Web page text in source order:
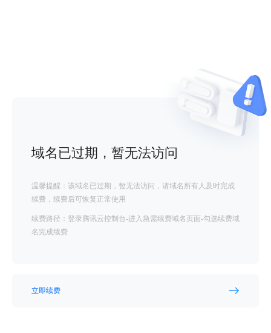
域名已过期，暂无法访问
温馨提醒：该域名已过期，暂无法访问，请域名所有人及时完成
续费，续费后可恢复正常使用
续费路径：登录腾讯云控制台-进入急需续费域名页面-勾选续费域
名完成续费
立即续费